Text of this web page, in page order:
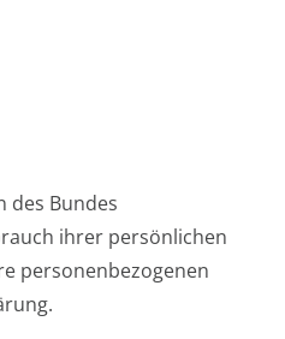
des Bundes
ihrer persönlichen
personenbezogenen